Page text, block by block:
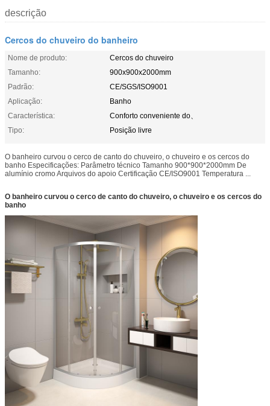
descrição
Cercos do chuveiro do banheiro
Nome de produto:
Cercos do chuveiro
Tamanho:
900x900x2000mm
Padrão:
CE/SGS/ISO9001
Aplicação:
Banho
Característica:
Conforto conveniente do、
Tipo:
Posição livre
O banheiro curvou o cerco de canto do chuveiro, o chuveiro e os cercos do
banho Especificações: Parâmetro técnico Tamanho 900*900*2000mm De
alumínio cromo Arquivos do apoio Certificação CE/ISO9001 Temperatura ...
O banheiro curvou o cerco de canto do chuveiro, o chuveiro e os cercos do
banho